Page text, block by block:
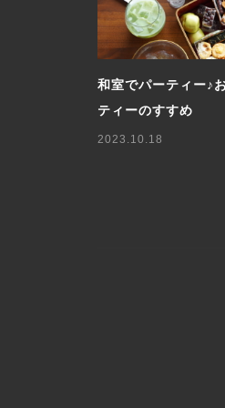
和室でパーティー♪
ティーのすすめ
2023.10.18